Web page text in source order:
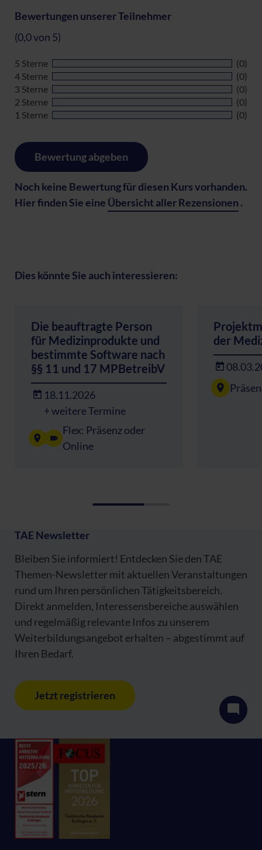
Bewertungen unserer Teilnehmer
(0,0 von 5)
5 Sterne
(0)
4 Sterne
(0)
3 Sterne
(0)
2 Sterne
(0)
1 Sterne
(0)
Bewertung abgeben
Noch keine Bewertung für diesen Kurs vorhanden.
Hier finden Sie eine Übersicht aller Rezensionen .
Dies könnte Sie auch interessieren:
Die beauftragte Person
für Medizinprodukte und
bestimmte Software nach
§§ 11 und 17 MPBetreibV
18.11.2026
+ weitere Termine
Flex: Präsenz oder
Online
der
TAE Newsletter
Bleiben Sie informiert! Entdecken Sie den TAE
Themen-Newsletter mit aktuellen Veranstaltungen
rund um Ihren persönlichen Tätigkeitsbereich.
Direkt anmelden, Interessensbereiche auswählen
und regelmäßig relevante Infos zu unserem
Weiterbildungsangebot erhalten – abgestimmt auf
Ihren Bedarf.
Jetzt registrieren